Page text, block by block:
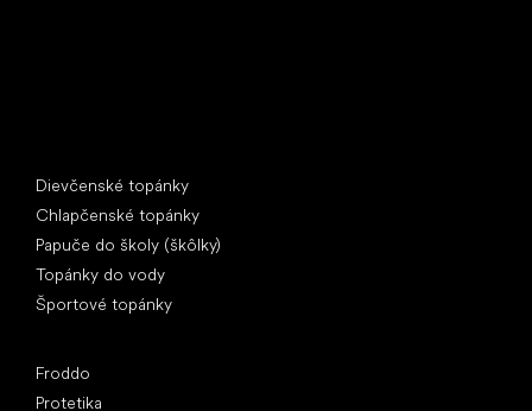
Dievčenské topánky
Chlapčenské topánky
Papuče do školy (škôlky)
Topánky do vody
Športové topánky
Froddo
Protetika